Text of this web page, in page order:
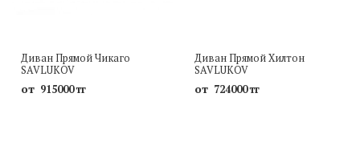
Диван Прямой Чикаго
SAVLUKOV
от 915000 тг
Диван Прямой Хилтон
SAVLUKOV
от 724000 тг